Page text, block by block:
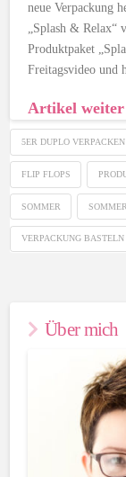
neue Verpackung
„Splash &
Produktpaket
Freitagsvideo und
Artikel weiter
5ER DUPLO VERPACKEN
FLIP FLOPS
SOMMER
VERPACKUNG BASTELN
Über mich